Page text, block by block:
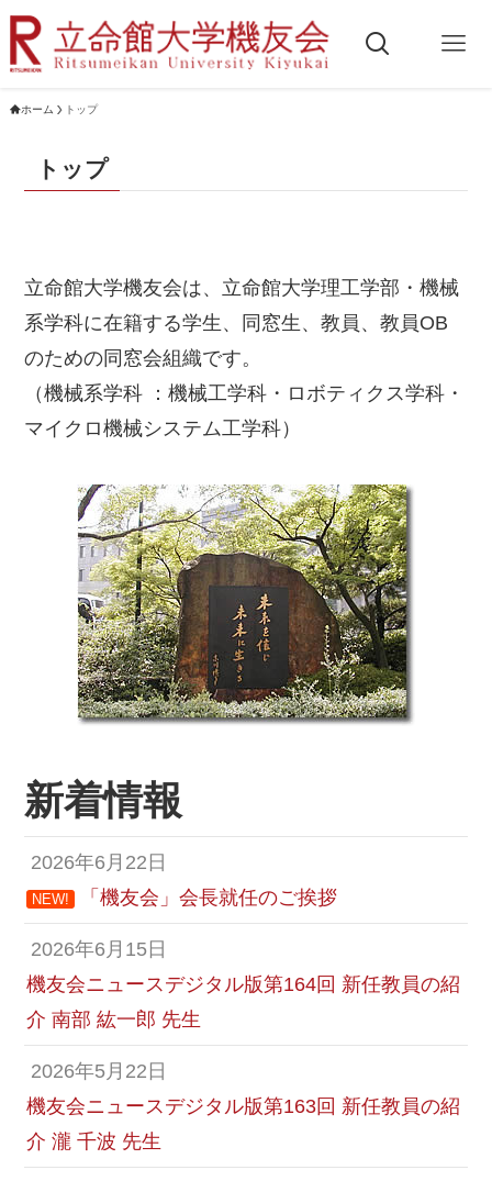
ホーム トップ
トップ
立命館大学機友会は、立命館大学理工学部・機械
系学科に在籍する学生、同窓生、教員、教員OB
のための同窓会組織です。
（機械系学科 ：機械工学科・ロボティクス学科・
マイクロ機械システム工学科）
新着情報
2026年6月22日
NEW! 「機友会」会長就任のご挨拶
2026年6月15日
機友会ニュースデジタル版第164回 新任教員の紹
介 南部 紘一郎 先生
2026年5月22日
機友会ニュースデジタル版第163回 新任教員の紹
介 瀧 千波 先生